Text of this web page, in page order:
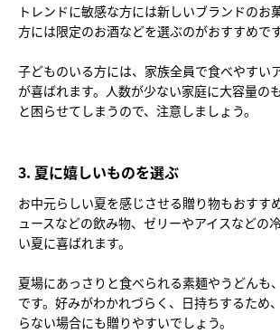
トレンドに敏感な方には新しいブランドのお
方には限定のお酒などを選ぶのがおすすめです
子どものいる方には、家族全員で食べやすい
が喜ばれます。人数が少ない家庭に大容量の
と困らせてしまうので、注意しましょう。
3. 夏に嬉しいものを選ぶ
お中元らしい夏を感じさせる贈り物もおすす
ュースなどの飲み物、ゼリーやアイスなどの
い夏に喜ばれます。
夏場にあっさりと食べられる素麺やうどんも
です。好みがわかれづらく、日持ちするため
らない場合にも贈りやすいでしょう。